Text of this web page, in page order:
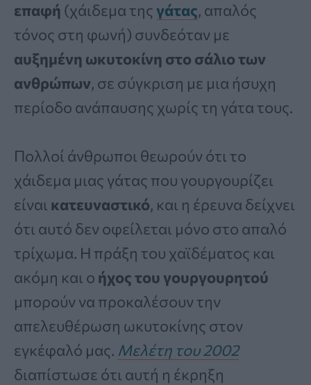
επαφή (χάιδεμα τηςγάτας, απαλός
τόνος στη φωνή) συνδεόταν με
αυξημένη ωκυτοκίνη στο σάλιο των
ανθρώπων, σε σύγκριση με μια ήσυχη
περίοδο ανάπαυσης χωρίς τη γάτα τους.
Πολλοί άνθρωποι θεωρούν ότι το
χάιδεμα μιας γάτας που γουργουρίζει
είναι κατευναστικό, και η έρευνα δείχνει
ότι αυτό δεν οφείλεται μόνο στο απαλό
τρίχωμα. Η πράξη του χαϊδέματος και
ακόμη και ο ήχος του γουργουρητού
μπορούν να προκαλέσουν την
απελευθέρωση ωκυτοκίνης στον
εγκέφαλό μας. Μελέτη του 2002
διαπίστωσε ότι αυτή η έκρηξη